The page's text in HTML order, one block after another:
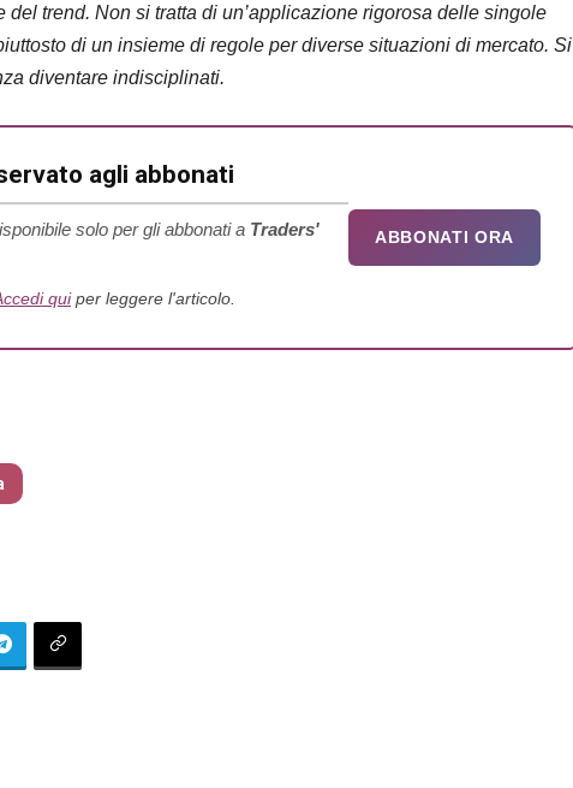
del trend. Non si tratta di un’applicazione rigorosa delle singole
di un insieme di regole per diverse situazioni di mercato. Si
diventare indisciplinati.
agli abbonati
solo per gli abbonati a Traders'
quiper leggere l'articolo.
ABBONATI ORA